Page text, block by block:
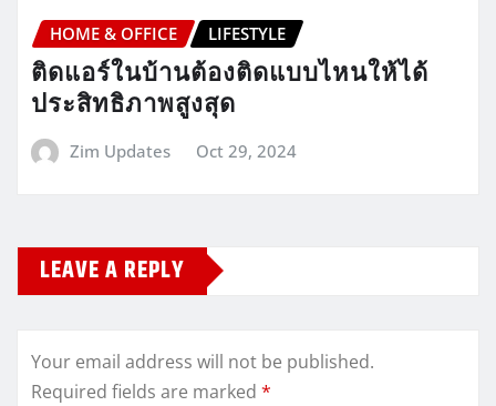
HOME & OFFICE LIFESTYLE
ติดแอร์ในบ้านต้องติดแบบไหนให้ได้
ประสิทธิภาพสูงสุด
Zim Updates Oct 29, 2024
LEAVE A REPLY
Your email address will not be published.
Required fields are marked *